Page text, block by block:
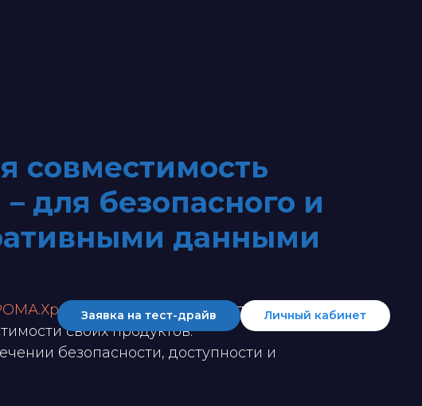
Заявка на тест-драйв Личный кабинет
совместимость
для безопасного и
данными
, иHOSTVM, эксперт в области
своих продуктов.
безопасности, доступности и